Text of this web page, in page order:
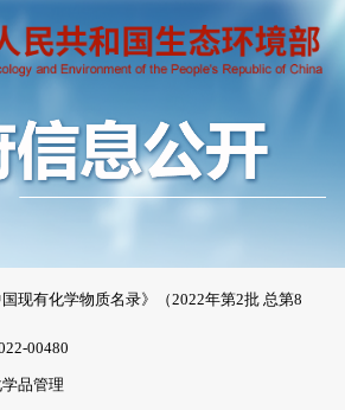
现有化学物质名录》（2022年第2批 总第8
00480
品管理